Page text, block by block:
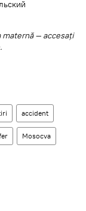
— accesaţi
accident
Mosocva